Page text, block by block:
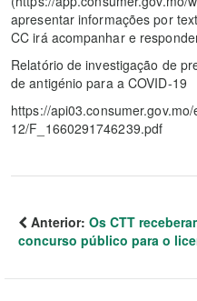
apresentar informações por
CC irá acompanhar e
Relatório de investigação de
de antigénio para a COVID-19
https://
12/F_1660291746239.pdf
Anterior: Os CTT
concurso público para o